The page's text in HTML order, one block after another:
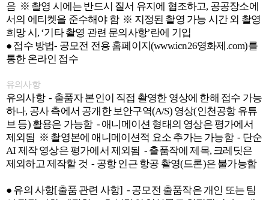
음 ※ 촬영 시에는 반드시 질서 유지에 협조하고, 공공장소에
서의 에티켓을 준수해야 함 ※ 지정된 촬영 가능 시간 외 촬영
희망 시, ‘기타 촬영 관련 문의사항’란에 기입
● 접수 방법- 공모전 전용 홈페이지(www.icn26영화제.com)를
통한 온라인 접수
유의사항
유의사항 - 출품자 본인이 직접 촬영한 영상에 한해 접수 가능
하나, 공사 측에서 공개한 보안구역(A/S) 영상(인천공항 유튜
브 등) 활용은 가능함 - 애니메이션 형태의 영상은 평가에서
제외됨 ※ 촬영본에 애니메이션적 요소 추가는 가능함 - 단순
AI 제작 영상은 평가에서 제외됨 - 출품작에 제목, 크레딧은
제외하고 제작할 것 - 공항 인근 항공 촬영(드론)은 불가능함
● 유의 사항[출품 관련 사항] - 공모전 출품작은 개인 또는 팀